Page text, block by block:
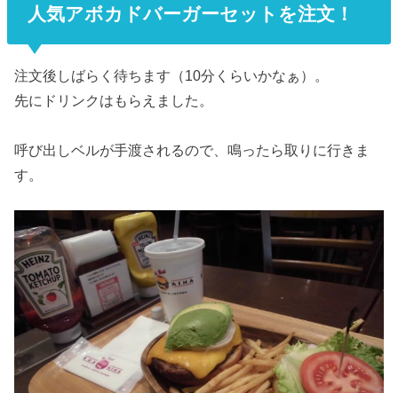
人気アボカドバーガーセットを注文！
注文後しばらく待ちます（10分くらいかなぁ）。
先にドリンクはもらえました。
呼び出しベルが手渡されるので、鳴ったら取りに行きま
す。